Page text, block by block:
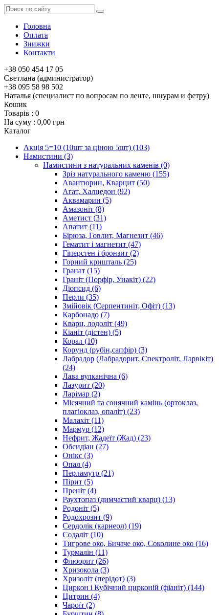
Головна
Оплата
Знижки
Контакти
+38 050 454 17 05
Светлана (администратор)
+38 095 58 98 502
Наталья (специалист по вопросам по ленте, шнурам и фетру)
Кошик
Товарів : 0
На суму : 0,00 грн
Каталог
Акція 5=10 (10шт за ціною 5шт) (103)
Намистини (3)
Намистини з натуральних каменів (0)
Зріз натурального каменю (155)
Авантюрин, Кварцит (50)
Агат, Халцедон (92)
Аквамарин (5)
Амазоніт (8)
Аметист (31)
Апатит (11)
Бірюза, Говлит, Магнезит (46)
Гематит і магнетит (47)
Гіперстен і бронзит (2)
Горний кришталь (25)
Гранат (15)
Граніт (Порфір, Унакіт) (22)
Діопсид (6)
Перли (35)
Змійовік (Серпентиніт, Офіт) (13)
Карбонадо (7)
Кварц, лодоліт (49)
Кіаніт (дістен) (5)
Корал (10)
Корунд (рубін,сапфір) (3)
Лабрадор (Лабрадорит, Спектроліт, Ларвікіт)
(24)
Лава вулканічна (6)
Лазурит (20)
Ларімар (2)
Місячний та сонячний камінь (ортоклаз,
плагіоклаз, опаліт) (23)
Малахіт (11)
Мармур (12)
Нефрит, Жадеїт (Жад) (23)
Обсидіан (27)
Онікс (3)
Опал (4)
Перламутр (21)
Пірит (5)
Преніт (4)
Раухтопаз (димчастий кварц) (13)
Родоніт (5)
Родохрозит (9)
Сердолік (карнеол) (19)
Содаліт (10)
Тигрове око, Бичаче око, Соколине око (16)
Турмалін (11)
Флюорит (26)
Хризокола (3)
Хризоліт (перідот) (3)
Циркон і Кубічний цирконій (фіаніт) (144)
Цитрин (4)
Чароїт (2)